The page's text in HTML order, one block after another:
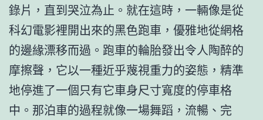
錄片，直到哭泣為止。就在這時，一輛像是從
科幻電影裡開出來的黑色跑車，優雅地從網格
的邊緣漂移而過。跑車的輪胎發出令人陶醉的
摩擦聲，它以一種近乎蔑視重力的姿態，精準
地停進了一個只有它車身尺寸寬度的停車格
中。那泊車的過程就像一場舞蹈，流暢、完